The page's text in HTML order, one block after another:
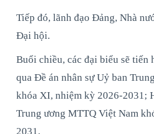
Tiếp đó, lãnh đạo Đảng, Nhà
Đại hội.
Buổi chiều, các đại biểu sẽ tiến
qua Đề án nhân sự Uỷ ban
khóa XI, nhiệm kỳ 2026-2031;
Trung ương MTTQ Việt Nam
2031.